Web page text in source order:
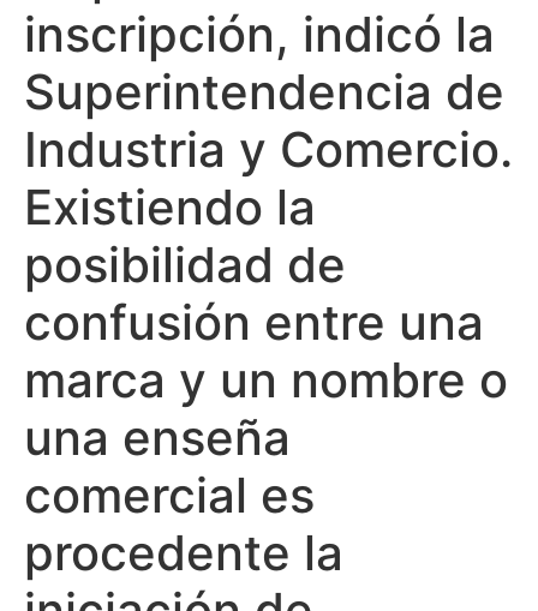
inscripción, indicó la
Superintendencia de
Industria y Comercio.
Existiendo la
posibilidad de
confusión entre una
marca y un nombre o
una enseña
comercial es
procedente la